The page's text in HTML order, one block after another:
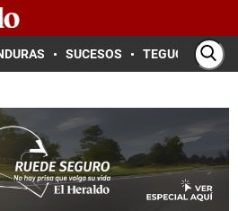
SUCESOS TEGUCIGALPA